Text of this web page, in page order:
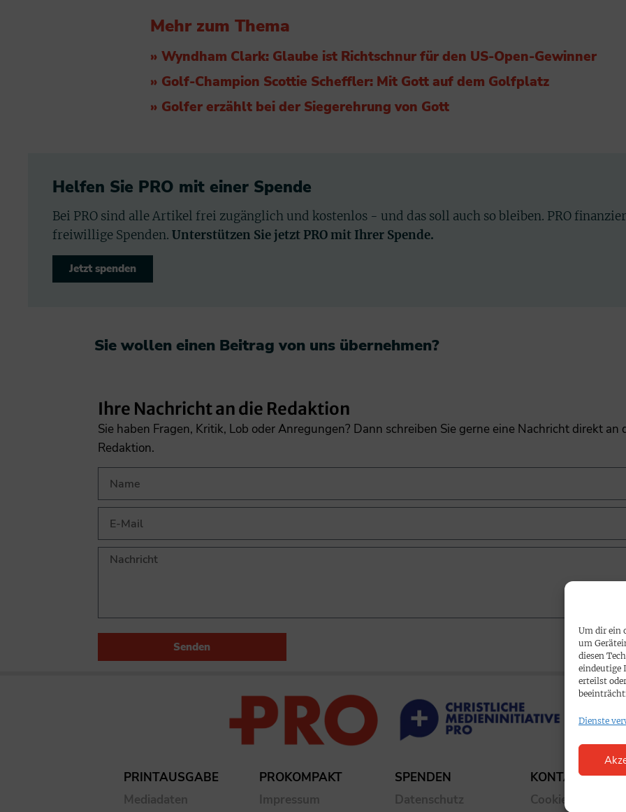
Um dir ein
um
diesen
eindeutige
erteilst
Dienste
Mehr zum Thema
» Wyndham Clark: Glaube ist Richtschnur für den US-Open-Gewinner
» Golf-Champion Scottie Scheffler: Mit Gott auf dem Golfplatz
» Golfer erzählt bei der Siegerehrung von Gott
Helfen Sie PRO mit einer Spende
Bei PRO sind alle Artikel frei zugänglich und kostenlos - und das soll auch so bleiben. PRO
freiwillige Spenden. Unterstützen Sie jetzt PRO mit Ihrer Spende.
Jetzt spenden
Sie wollen einen Beitrag von uns übernehmen?​
Ihre Nachricht an die Redaktion
Sie haben Fragen, Kritik, Lob oder Anregungen? Dann schreiben Sie gerne eine Nachricht direkt an
Redaktion.
Senden
PRINTAUSGABE
Mediadaten
PROKOMPAKT
Impressum
SPENDEN
Datenschutz
KONTAKT
Cookie-Richtlinie